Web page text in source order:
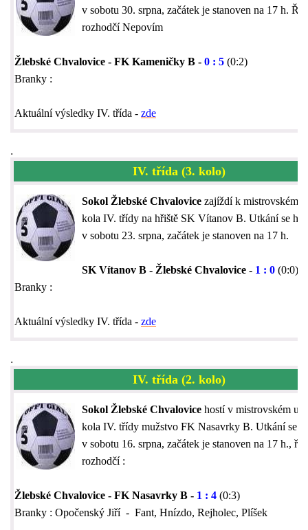
v sobotu 30. srpna, začátek je stanoven na 17 h.
rozhodčí Nepovím
Žlebské Chvalovice - FK Kameničky B - 0 : 5 (0:2)
Branky :
Aktuální výsledky IV. třída - zde
.
IV. třída (3. kolo)
Sokol Žlebské Chvalovice zajíždí k mistrovském
kola IV. třídy na hřiště SK Vítanov B. Utkání se
v sobotu 23. srpna, začátek je stanoven na 17 h.
SK Vítanov B - Žlebské Chvalovice - 1 : 0 (0:0)
Branky :
Aktuální výsledky IV. třída - zde
.
IV. třída (2. kolo)
Sokol Žlebské Chvalovice hostí v mistrovském
kola IV. třídy mužstvo FK Nasavrky B. Utkání se
v sobotu 16. srpna, začátek je stanoven na 17 h.,
rozhodčí :
Žlebské Chvalovice - FK Nasavrky B - 1 : 4 (0:3)
Branky : Opočenský Jiří - Fant, Hnízdo, Rejholec, Plíšek